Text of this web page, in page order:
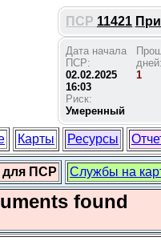
ПСР 11421
Дата начала
ПСР:
02.02.2025
16:03
Риск:
Умеренный
дней:
1
Карты Ресурсы
для ПСР Службы на
found